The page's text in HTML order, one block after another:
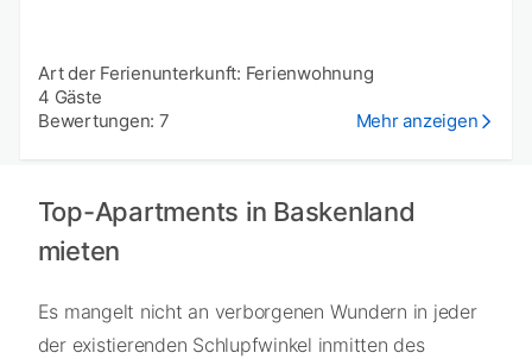
Art der Ferienunterkunft: Ferienwohnung
4 Gäste
Bewertungen: 7
Mehr anzeigen
Top-Apartments in Baskenland
mieten
Es mangelt nicht an verborgenen Wundern in jeder
der existierenden Schlupfwinkel inmitten des